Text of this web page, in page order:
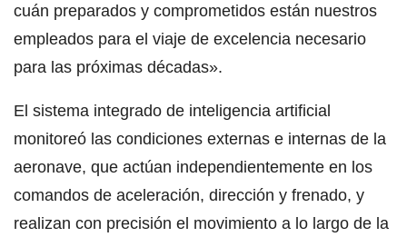
cuán preparados y comprometidos están nuestros
empleados para el viaje de excelencia necesario
para las próximas décadas».
El sistema integrado de inteligencia artificial
monitoreó las condiciones externas e internas de la
aeronave, que actúan independientemente en los
comandos de aceleración, dirección y frenado, y
realizan con precisión el movimiento a lo largo de la